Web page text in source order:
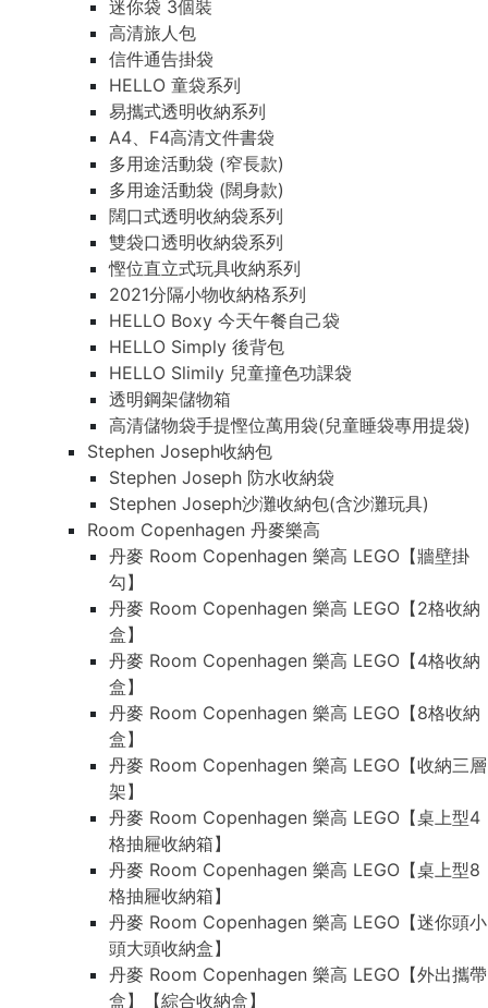
迷你袋 3個裝
高清旅人包
信件通告掛袋
HELLO 童袋系列
易攜式透明收納系列
A4、F4高清文件書袋
多用途活動袋 (窄長款)
多用途活動袋 (闊身款)
闊口式透明收納袋系列
雙袋口透明收納袋系列
慳位直立式玩具收納系列
2021分隔小物收納格系列
HELLO Boxy 今天午餐自己袋
HELLO Simply 後背包
HELLO Slimily 兒童撞色功課袋
透明鋼架儲物箱
高清儲物袋手提慳位萬用袋(兒童睡袋專用提袋)
Stephen Joseph收納包
Stephen Joseph 防水收納袋
Stephen Joseph沙灘收納包(含沙灘玩具)
Room Copenhagen 丹麥樂高
丹麥 Room Copenhagen 樂高 LEGO【牆壁掛
勾】
丹麥 Room Copenhagen 樂高 LEGO【2格收納
盒】
丹麥 Room Copenhagen 樂高 LEGO【4格收納
盒】
丹麥 Room Copenhagen 樂高 LEGO【8格收納
盒】
丹麥 Room Copenhagen 樂高 LEGO【收納三層
架】
丹麥 Room Copenhagen 樂高 LEGO【桌上型4
格抽屜收納箱】
丹麥 Room Copenhagen 樂高 LEGO【桌上型8
格抽屜收納箱】
丹麥 Room Copenhagen 樂高 LEGO【迷你頭小
頭大頭收納盒】
丹麥 Room Copenhagen 樂高 LEGO【外出攜帶
盒】【綜合收納盒】